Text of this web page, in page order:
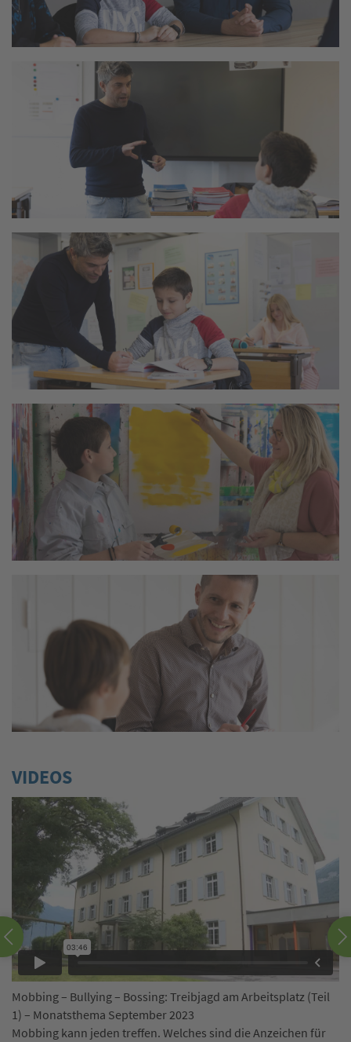
VIDEOS
Mobbing – Bullying – Bossing: Treibjagd am Arbeitsplatz (Teil
1) – Monatsthema September 2023
Mobbing kann jeden treffen. Welches sind die Anzeichen für